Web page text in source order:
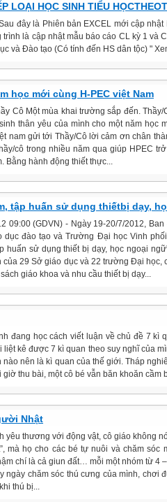
LOẠI HỌC SINH TIỂU
đây là Phiên bản EXCEL mới cập
là cập nhật mẫu báo cáo CL kỳ 1 và
và Đào tạo (Có tính đến HS dân tộc) "
học mới cùng H-PEC việt Nam
Cô Một mùa khai trường sắp đến.
thân yêu của mình cho một năm học
nam gửi tới Thầy/Cô lời cảm ơn chân
cô trong nhiều năm qua giúp HPEC
Bằng hành động thiết thực...
tập huấn sử dụng thiếtbị dạy,
09:00 (GDVN) - Ngày 19-20/7/2012,
dục đào tạo và Trường Đại học Vinh
huấn sử dụng thiết bị dạy, học ngoại
29 Sở giáo dục và 22 trường Đại học,
giáo khoa và nhu cầu thiết bị dạy...
đang học cách viết luận về chủ đề 7 kì
liệt kê được 7 kì quan theo suy nghĩ của
nên là kì quan của thế giới. Tháp
thu bài, một cô bé vẫn băn khoăn cầm
Nhật
yêu thương với động vật, cô giáo không
mà họ cho các bé tự nuôi và chăm sóc
chí là cả giun đất… mỗi một nhóm từ 4
ngày chăm sóc thú cưng của mình, chơi
thú bị...